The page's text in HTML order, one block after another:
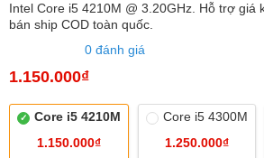
Intel Core i5 4210M @ 3.20GHz. Hỗ trợ giá
bán ship COD toàn quốc.
0 đánh giá
1.150.000₫
Core i5 4210M
1.150.000₫
Core i5 4300M
1.250.000₫